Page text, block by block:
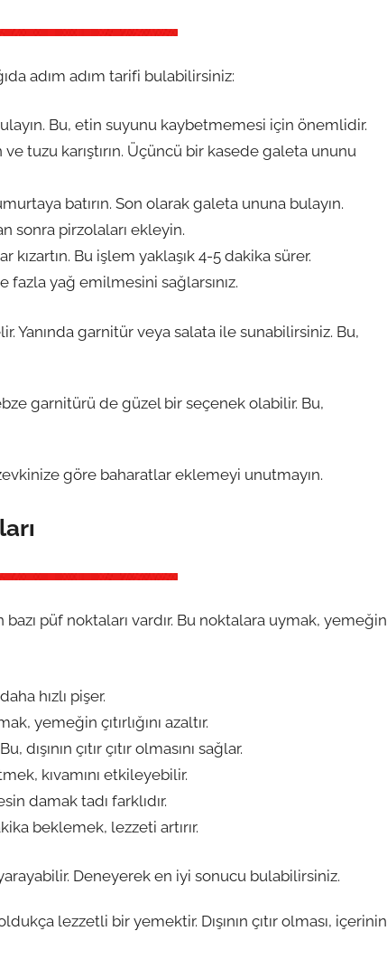
adım adım tarifi bulabilirsiniz:
Bu, etin suyunu kaybetmemesi için önemlidir.
tuzu karıştırın. Üçüncü bir kasede galeta ununu
batırın. Son olarak galeta ununa bulayın.
sonra pirzolaları ekleyin.
kızartın. Bu işlem yaklaşık 4-5 dakika sürer.
fazla yağ emilmesini sağlarsınız.
Yanında garnitür veya salata ile sunabilirsiniz. Bu,
garnitürü de güzel bir seçenek olabilir. Bu,
zevkinize göre baharatlar eklemeyi unutmayın.
püf noktaları vardır. Bu noktalara uymak, yemeğin
hızlı pişer.
yemeğin çıtırlığını azaltır.
çıtır çıtır olmasını sağlar.
kıvamını etkileyebilir.
damak tadı farklıdır.
beklemek, lezzeti artırır.
Deneyerek en iyi sonucu bulabilirsiniz.
lezzetli bir yemektir. Dışının çıtır olması, içerinin